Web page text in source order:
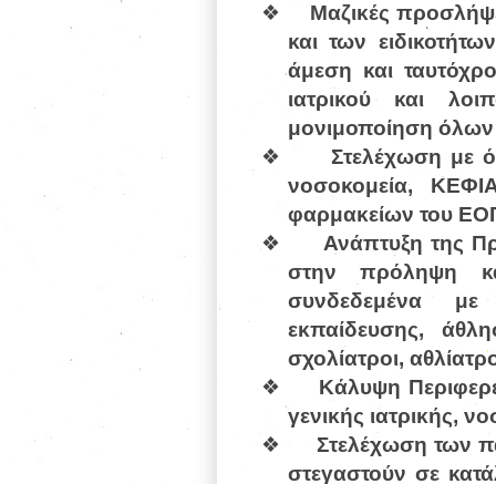
❖
Μαζικές
και των
άμεση και
ιατρικού και
μονιμοποίηση
❖
Στελέχωση με
νοσοκομεία,
φαρμακείων του
❖
Ανάπτυξη της
στην πρόληψη
συνδεδεμένα
εκπαίδευσης,
σχολίατροι,
❖
Κάλυψη
γενικής ιατρικής,
❖
Στελέχωση των
στεγαστούν σε